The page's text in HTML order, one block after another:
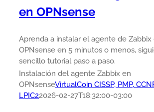
en OPNsense
Aprenda a instalar el agente de
OPNsense en 5 minutos o menos,
sencillo tutorial paso a paso.
Instalación del agente Zabbix en
OPNsenseVirtualCoin CISSP, PMP,
LPIC22026-02-27T18:32:00-03:00